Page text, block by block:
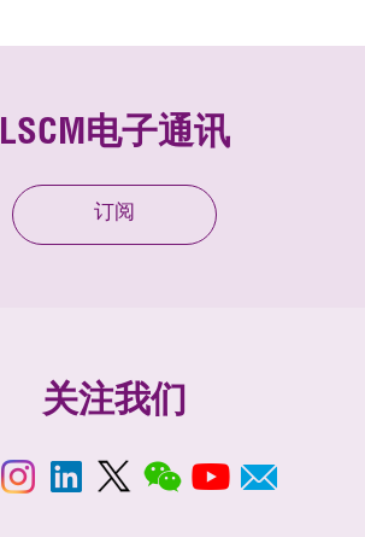
LSCM电子通讯
订阅
关注我们